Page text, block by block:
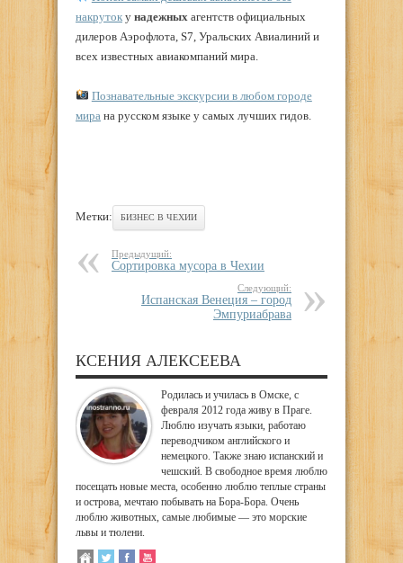
накруток у надежных агентств официальных
дилеров Аэрофлота, S7, Уральских Авиалиний и
всех известных авиакомпаний мира.
Познавательные экскурсии в любом городе
мира на русском языке у самых лучших гидов.
Метки: БИЗНЕС В ЧЕХИИ
Предыдущий:
Сортировка мусора в Чехии
Следующий:
Испанская Венеция – город
Эмпуриабрава
КСЕНИЯ АЛЕКСЕЕВА
Родилась и училась в Омске, с
февраля 2012 года живу в Праге.
Люблю изучать языки, работаю
переводчиком английского и
немецкого. Также знаю испанский и
чешский. В свободное время люблю
посещать новые места, особенно люблю теплые страны
и острова, мечтаю побывать на Бора-Бора. Очень
люблю животных, самые любимые — это морские
львы и тюлени.